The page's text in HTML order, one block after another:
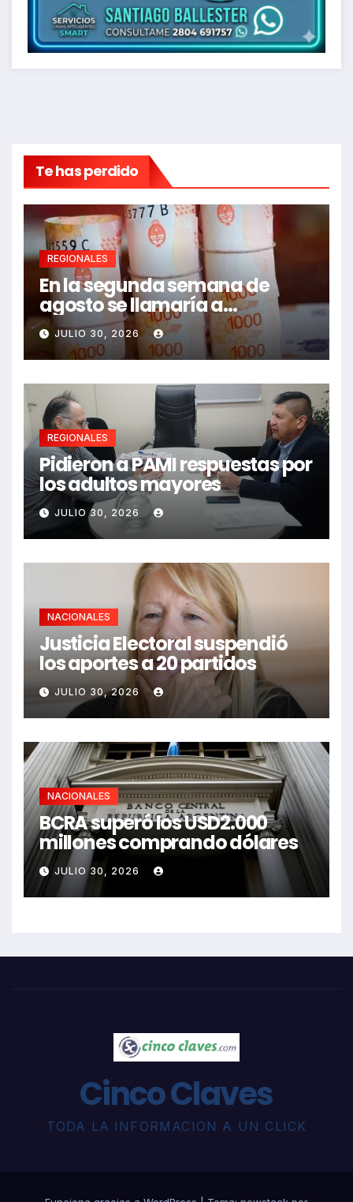
Te has perdido
REGIONALES
En la segunda semana de
agosto se llamaría a
paritarias
JULIO 30, 2026
REGIONALES
Pidieron a PAMI respuestas por
los adultos mayores
JULIO 30, 2026
NACIONALES
Justicia Electoral suspendió
los aportes a 20 partidos
JULIO 30, 2026
NACIONALES
BCRA superó los USD2.000
millones comprando dólares
JULIO 30, 2026
Cinco Claves
TODA LA INFORMACION A UN CLICK